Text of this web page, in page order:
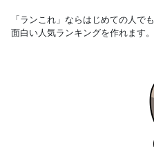
「ランこれ」ならはじめての人でも
面白い人気ランキングを作れます。